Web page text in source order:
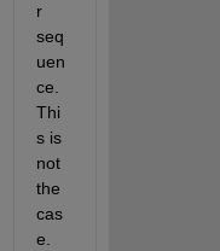
r
seq
uen
ce.
Thi
s is
not
the
cas
e.